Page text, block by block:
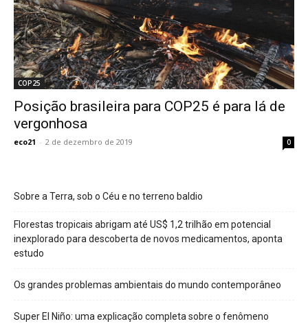
COP25
Posição brasileira para COP25 é para lá de
vergonhosa
eco21 - 2 de dezembro de 2019 0
Sobre a Terra, sob o Céu e no terreno baldio
Florestas tropicais abrigam até US$ 1,2 trilhão em potencial
inexplorado para descoberta de novos medicamentos, aponta
estudo
Os grandes problemas ambientais do mundo contemporâneo
Super El Niño: uma explicação completa sobre o fenômeno